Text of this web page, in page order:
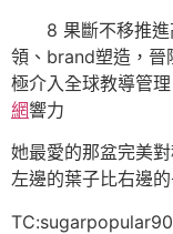
8 果斷不移推
領、brand塑造，晉
極介入全球教導管
網響力
她最愛的那盆完美
左邊的葉子比右邊